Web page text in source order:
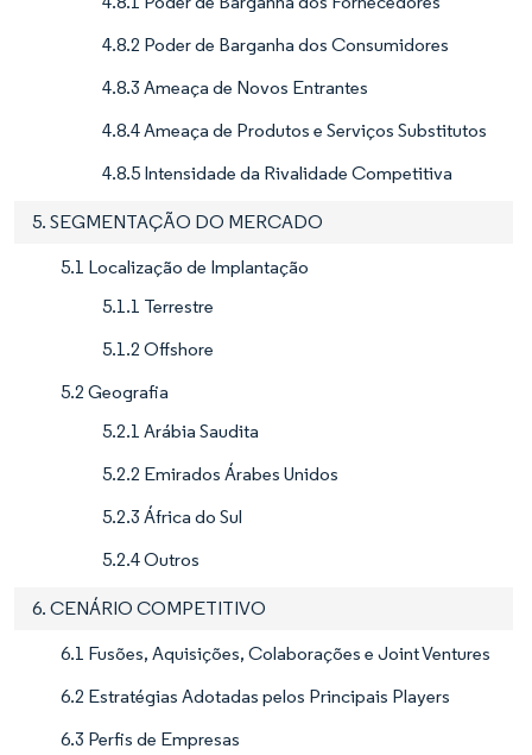
4.8.2 Poder de Barganha dos Consumidores
4.8.3 Ameaça de Novos Entrantes
4.8.4 Ameaça de Produtos e Serviços Substitutos
4.8.5 Intensidade da Rivalidade Competitiva
5. SEGMENTAÇÃO DO MERCADO
5.1 Localização de Implantação
5.1.1 Terrestre
5.1.2 Offshore
5.2 Geografia
5.2.1 Arábia Saudita
5.2.2 Emirados Árabes Unidos
5.2.3 África do Sul
5.2.4 Outros
6. CENÁRIO COMPETITIVO
6.1 Fusões, Aquisições, Colaborações e Joint Ventures
6.2 Estratégias Adotadas pelos Principais Players
6.3 Perfis de Empresas